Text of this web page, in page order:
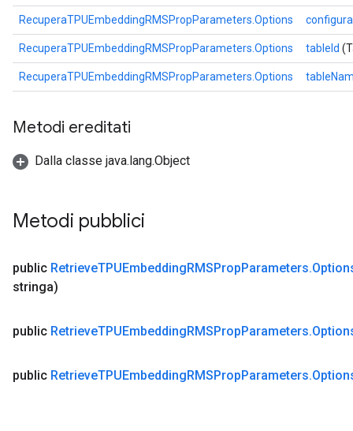
RecuperaTPUEmbeddingRMSPropParameters.Options
RecuperaTPUEmbeddingRMSPropParameters.Options tableId
RecuperaTPUEmbeddingRMSPropParameters.Options
Metodi ereditati
Dalla classe java.lang.Object
Metodi pubblici
public RetrieveTPUEmbeddingRMSPropParameters.
stringa)
public RetrieveTPUEmbeddingRMSPropParameters.
public RetrieveTPUEmbeddingRMSPropParameters.